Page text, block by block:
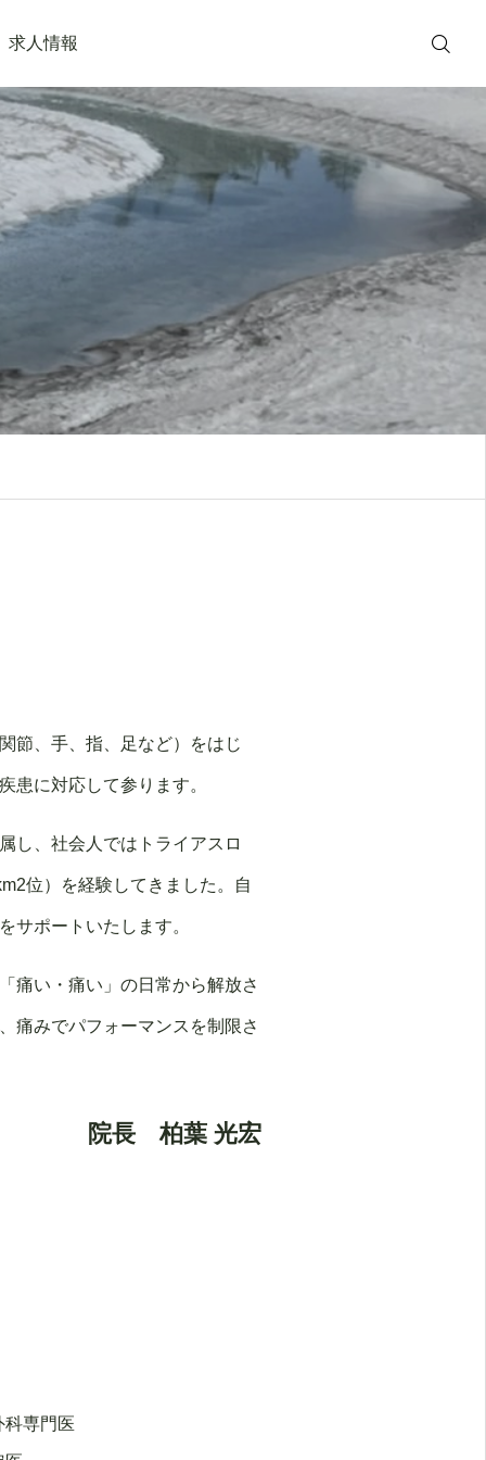
求人情報
仙台オープン病院 創立
50周年記念祝賀会に行っ
てきました
2026.02.02
インフルエンザが流行し
てきています。ワクチン
予約受付中です
2025.11.08

WEB予約
（スマホ用）
アクセス
節、手、指、足など）をはじ
患に対応して参ります。
し、社会人ではトライアスロ
位）を経験してきました。自
サポートいたします。
痛い・痛い」の日常から解放さ
痛みでパフォーマンスを制限さ
院長 柏葉 光宏
専門医